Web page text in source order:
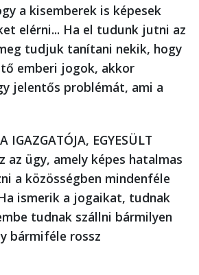
a kisemberek is képesek
elérni... Ha el tudunk jutni az
tudjuk tanítani nekik, hogy
emberi jogok, akkor
jelentős problémát, ami a
IGAZGATÓJA, EGYESÜLT
az ügy, amely képes hatalmas
a közösségben mindenféle
ismerik a jogaikat, tudnak
tudnak szállni bármilyen
bármiféle rossz